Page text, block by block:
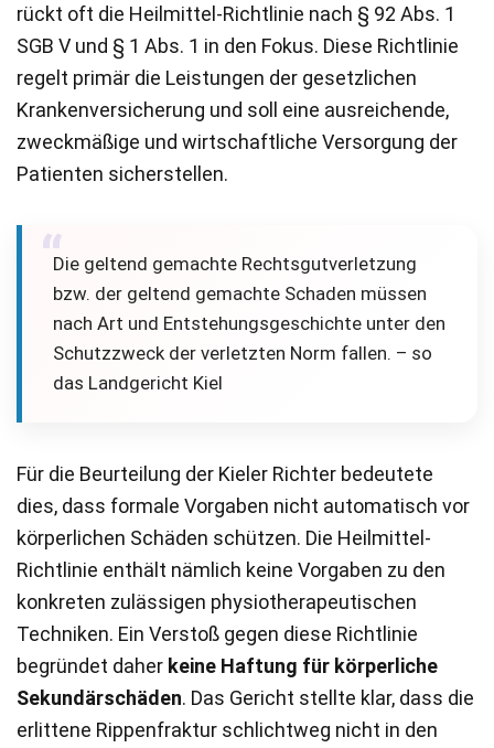
rückt oft die Heilmittel-Richtlinie nach § 92 Abs. 1
SGB V und § 1 Abs. 1 in den Fokus. Diese Richtlinie
regelt primär die Leistungen der gesetzlichen
Krankenversicherung und soll eine ausreichende,
zweckmäßige und wirtschaftliche Versorgung der
Patienten sicherstellen.
Die geltend gemachte Rechtsgutverletzung
bzw. der geltend gemachte Schaden müssen
nach Art und Entstehungsgeschichte unter den
Schutzzweck der verletzten Norm fallen. – so
das Landgericht Kiel
Für die Beurteilung der Kieler Richter bedeutete
dies, dass formale Vorgaben nicht automatisch vor
körperlichen Schäden schützen. Die Heilmittel-
Richtlinie enthält nämlich keine Vorgaben zu den
konkreten zulässigen physiotherapeutischen
Techniken. Ein Verstoß gegen diese Richtlinie
begründet daher keine Haftung für körperliche
Sekundärschäden. Das Gericht stellte klar, dass die
erlittene Rippenfraktur schlichtweg nicht in den